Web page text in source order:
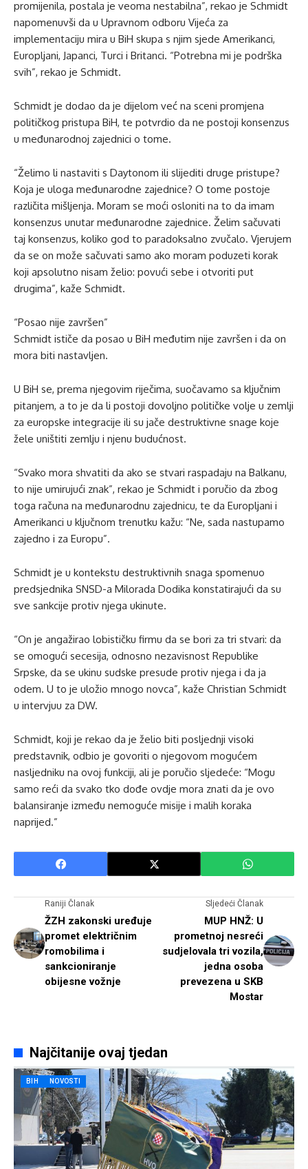
promijenila, postala je veoma nestabilna”, rekao je Schmidt
napomenuvši da u Upravnom odboru Vijeća za
implementaciju mira u BiH skupa s njim sjede Amerikanci,
Europljani, Japanci, Turci i Britanci. “Potrebna mi je podrška
svih”, rekao je Schmidt.
Schmidt je dodao da je dijelom već na sceni promjena
političkog pristupa BiH, te potvrdio da ne postoji konsenzus
u međunarodnoj zajednici o tome.
“Želimo li nastaviti s Daytonom ili slijediti druge pristupe?
Koja je uloga međunarodne zajednice? O tome postoje
različita mišljenja. Moram se moći osloniti na to da imam
konsenzus unutar međunarodne zajednice. Želim sačuvati
taj konsenzus, koliko god to paradoksalno zvučalo. Vjerujem
da se on može sačuvati samo ako moram poduzeti korak
koji apsolutno nisam želio: povući sebe i otvoriti put
drugima”, kaže Schmidt.
“Posao nije završen”
Schmidt ističe da posao u BiH međutim nije završen i da on
mora biti nastavljen.
U BiH se, prema njegovim riječima, suočavamo sa ključnim
pitanjem, a to je da li postoji dovoljno političke volje u zemlji
za europske integracije ili su jače destruktivne snage koje
žele uništiti zemlju i njenu budućnost.
“Svako mora shvatiti da ako se stvari raspadaju na Balkanu,
to nije umirujući znak”, rekao je Schmidt i poručio da zbog
toga računa na međunarodnu zajednicu, te da Europljani i
Amerikanci u ključnom trenutku kažu: “Ne, sada nastupamo
zajedno i za Europu”.
Schmidt je u kontekstu destruktivnih snaga spomenuo
predsjednika SNSD-a Milorada Dodika konstatirajući da su
sve sankcije protiv njega ukinute.
“On je angažirao lobističku firmu da se bori za tri stvari: da
se omogući secesija, odnosno nezavisnost Republike
Srpske, da se ukinu sudske presude protiv njega i da ja
odem. U to je uložio mnogo novca”, kaže Christian Schmidt
u intervjuu za DW.
Schmidt, koji je rekao da je želio biti posljednji visoki
predstavnik, odbio je govoriti o njegovom mogućem
nasljedniku na ovoj funkciji, ali je poručio sljedeće: “Mogu
samo reći da svako tko dođe ovdje mora znati da je ovo
balansiranje između nemoguće misije i malih koraka
naprijed.”
Raniji Članak
ŽZH zakonski uređuje
promet električnim
romobilima i
sankcioniranje
obijesne vožnje
Sljedeći Članak
MUP HNŽ: U
prometnoj nesreći
sudjelovala tri vozila,
jedna osoba
prevezena u SKB
Mostar
Najčitanije ovaj tjedan
BIH NOVOSTI